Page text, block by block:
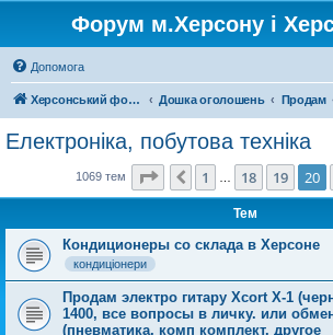
Форум м.Херсону і
Допомога
Херсонський форум Дошка оголошень Продам
Електроніка, побутова техніка
1069 тем Сторінка20 з22
Поперед.
1 18 19 20
Тем
Кондиционеры со склада в Херсоне
кондиціонери
Продам электро гитару Xcort X-1
1400, все вопросы в личку. или
(пневматика, комп комплект. другое